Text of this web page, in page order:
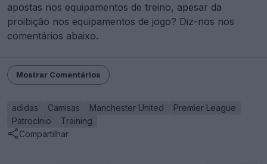
apostas nos equipamentos de treino, apesar da
proibição nos equipamentos de jogo? Diz-nos nos
comentários abaixo.
Mostrar Comentários
adidas Camisas Manchester United
Premier League
Patrocínio
Training
Compartilhar